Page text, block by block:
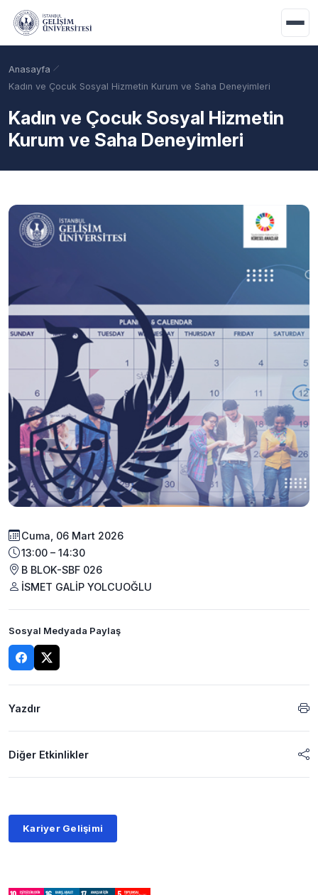
Ana içeriğe geç
Akademik Takvim Taban Puanlar
Anasayfa
Kadın ve Çocuk Sosyal Hizmetin Kurum ve Saha Deneyimleri
Kadın ve Çocuk Sosyal Hizmetin
Kurum ve Saha Deneyimleri
Cuma, 06 Mart 2026
13:00 – 14:30
B BLOK-SBF 026
İSMET GALİP YOLCUOĞLU
Sosyal Medyada Paylaş
Yazdır
Diğer Etkinlikler
Kariyer Gelişimi